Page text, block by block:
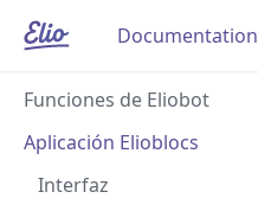
Documentation
Funciones de Eliobot
Aplicación Elioblocs
Interfaz